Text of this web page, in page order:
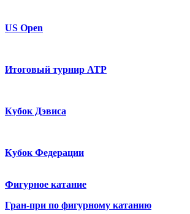
US Open
Итоговый турнир ATP
Кубок Дэвиса
Кубок Федерации
Фигурное катание
Гран-при по фигурному катанию